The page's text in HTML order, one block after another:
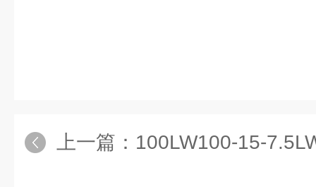
上一篇： 100LW100-15-